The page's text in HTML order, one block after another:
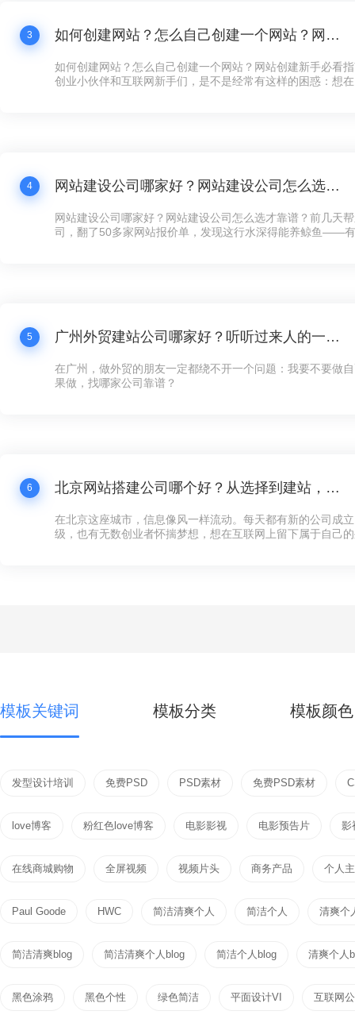
3 如何创建网站？怎么自己创建一个网站？网站创建新手必看指南！
如何创建网站？怎么自己创建一个网站？网站创建新手必看
创业小伙伴和互联网新手们，是不是经常有这样的困惑：想
4 网站建设公司哪家好？网站建设公司怎么选才靠谱？
网站建设公司哪家好？网站建设公司怎么选才靠谱？前几天
司，翻了50多家网站报价单，发现这行水深得能养鲸鱼——
5 广州外贸建站公司哪家好？听听过来人的一点体会
在广州，做外贸的朋友一定都绕不开一个问题：我要不要做
果做，找哪家公司靠谱？
6 北京网站搭建公司哪个好？从选择到建站，这些你必须知道的事
在北京这座城市，信息像风一样流动。每天都有新的公司成
级，也有无数创业者怀揣梦想，想在互联网上留下属于自己
模板关键词 模板分类 模板颜色
发型设计培训 免费PSD PSD素材 免费PSD素材
love博客 粉红色love博客 电影影视 电影预告片 影
在线商城购物 全屏视频 视频片头 商务产品 个人
Paul Goode HWC 简洁清爽个人 简洁个人 清爽个
简洁清爽blog 简洁清爽个人blog 简洁个人blog 清爽个人
黑色涂鸦 黑色个性 绿色简洁 平面设计VI 互联网